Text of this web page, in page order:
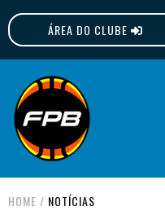
ÁREA DO CLUBE
FPB
HOME / NOTÍCIAS